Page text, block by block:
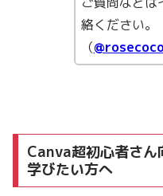
絡ください。
（
Canva超初心者さん
学びたい方へ